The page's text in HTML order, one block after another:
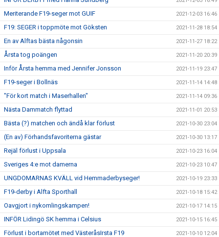
Meriterande F19-seger mot GUIF 2021-12-03 16:46
F19: SEGER i toppmöte mot Göksten 2021-11-28 18:54
En av Alftas bästa någonsin 2021-11-27 18:22
Årsta tog poängen 2021-11-20 20:39
Inför Årsta hemma med Jennifer Jonsson 2021-11-19 23:47
F19-seger i Bollnäs 2021-11-14 14:48
"För kort match i Maserhallen" 2021-11-14 09:36
Nästa Dammatch flyttad 2021-11-01 20:53
Bästa (?) matchen och ändå klar förlust 2021-10-30 23:04
(En av) Förhandsfavoriterna gästar 2021-10-30 13:17
Rejäl förlust i Uppsala 2021-10-23 16:04
Sveriges 4:e mot damerna 2021-10-23 10:47
UNGDOMARNAS KVÄLL vid Hemmaderbyseger! 2021-10-19 23:33
F19-derby i Alfta Sporthall 2021-10-18 15:42
Oavgjort i nykomlingskampen! 2021-10-17 14:15
INFÖR Lidingö SK hemma i Celsius 2021-10-15 16:45
Förlust i bortamötet med VästeråsIrsta F19 2021-10-10 12:04